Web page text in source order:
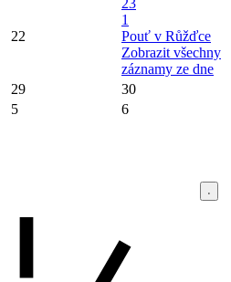
22
23
1
Pouť v Růžďce
Zobrazit všechny
záznamy ze dne
29
30
5 6